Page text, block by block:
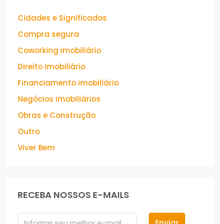
Cidades e Significados
Compra segura
Coworking imobiliário
Direito Imobiliário
Financiamento imobiliário
Negócios imobiliários
Obras e Construção
Outro
Viver Bem
RECEBA NOSSOS E-MAILS